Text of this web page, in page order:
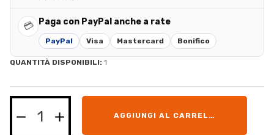
💳 Paga con PayPal anche a rate
PayPal Visa Mastercard Bonifico
QUANTITÀ DISPONIBILI: 1
AGGIUNGI AL CARRELLO